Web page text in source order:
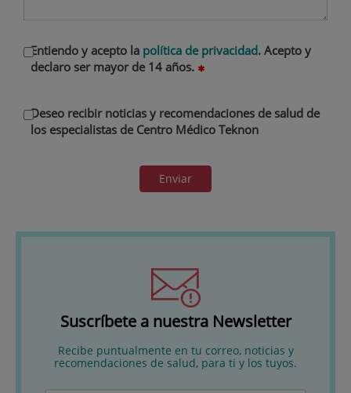
Entiendo y acepto la política de privacidad. Acepto y
declaro ser mayor de 14 años.
Deseo recibir noticias y recomendaciones de salud de
los especialistas de Centro Médico Teknon
Enviar
Suscríbete a nuestra Newsletter
Recibe puntualmente en tu correo, noticias y
recomendaciones de salud, para ti y los tuyos.